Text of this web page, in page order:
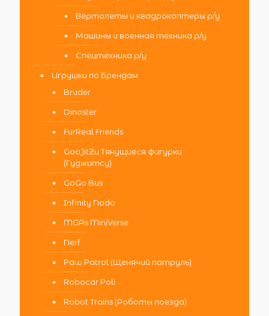
Вертолеты и квадрокоптеры р/у
Машины и военная техника р/у
Спецтехника р/у
Игрушки по Брендам
Bruder
Dinoster
FurReal Friends
GooJitZu Тянущиеся фигурки
(Гуджитсу)
GoGo Bus
Infinity Nado
MGAs MiniVerse
Nerf
Paw Patrol (Щенячий патруль)
Robocar Poli
Robot Trains (Роботы поезда)